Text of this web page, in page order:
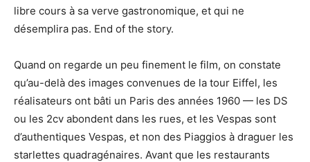
libre cours à sa verve gastronomique, et qui ne
désemplira pas. End of the story.
Quand on regarde un peu finement le film, on constate
qu’au-delà des images convenues de la tour Eiffel, les
réalisateurs ont bâti un Paris des années 1960 — les DS
ou les 2cv abondent dans les rues, et les Vespas sont
d’authentiques Vespas, et non des Piaggios à draguer les
starlettes quadragénaires. Avant que les restaurants